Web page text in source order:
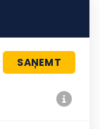
SAŅEMT